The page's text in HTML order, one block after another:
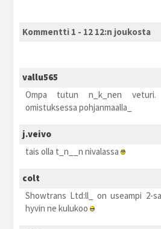
Kommentti 1 - 12 12:n joukosta
vallu565
Ompa tutun n_k_nen
omistuksessa pohjanmaalla_
j.veivo
tais olla t_n__n nivalassa
colt
Showtrans Ltd:ll_ on useampi 2-
hyvin ne kulukoo